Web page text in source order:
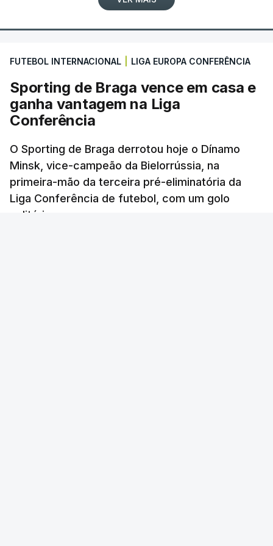
FUTEBOL INTERNACIONAL LIGA EUROPA CONFERÊNCIA
Sporting de Braga vence em casa e
ganha vantagem na Liga
Conferência
O Sporting de Braga derrotou hoje o Dínamo
Minsk, vice-campeão da Bielorrússia, na
primeira-mão da terceira pré-eliminatória da
Liga Conferência de futebol, com um golo
solitário.